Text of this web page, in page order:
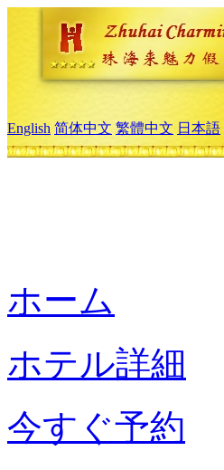
English 简体中文 繁體中文 日本語
ホーム
ホテル詳細
今すぐ予約